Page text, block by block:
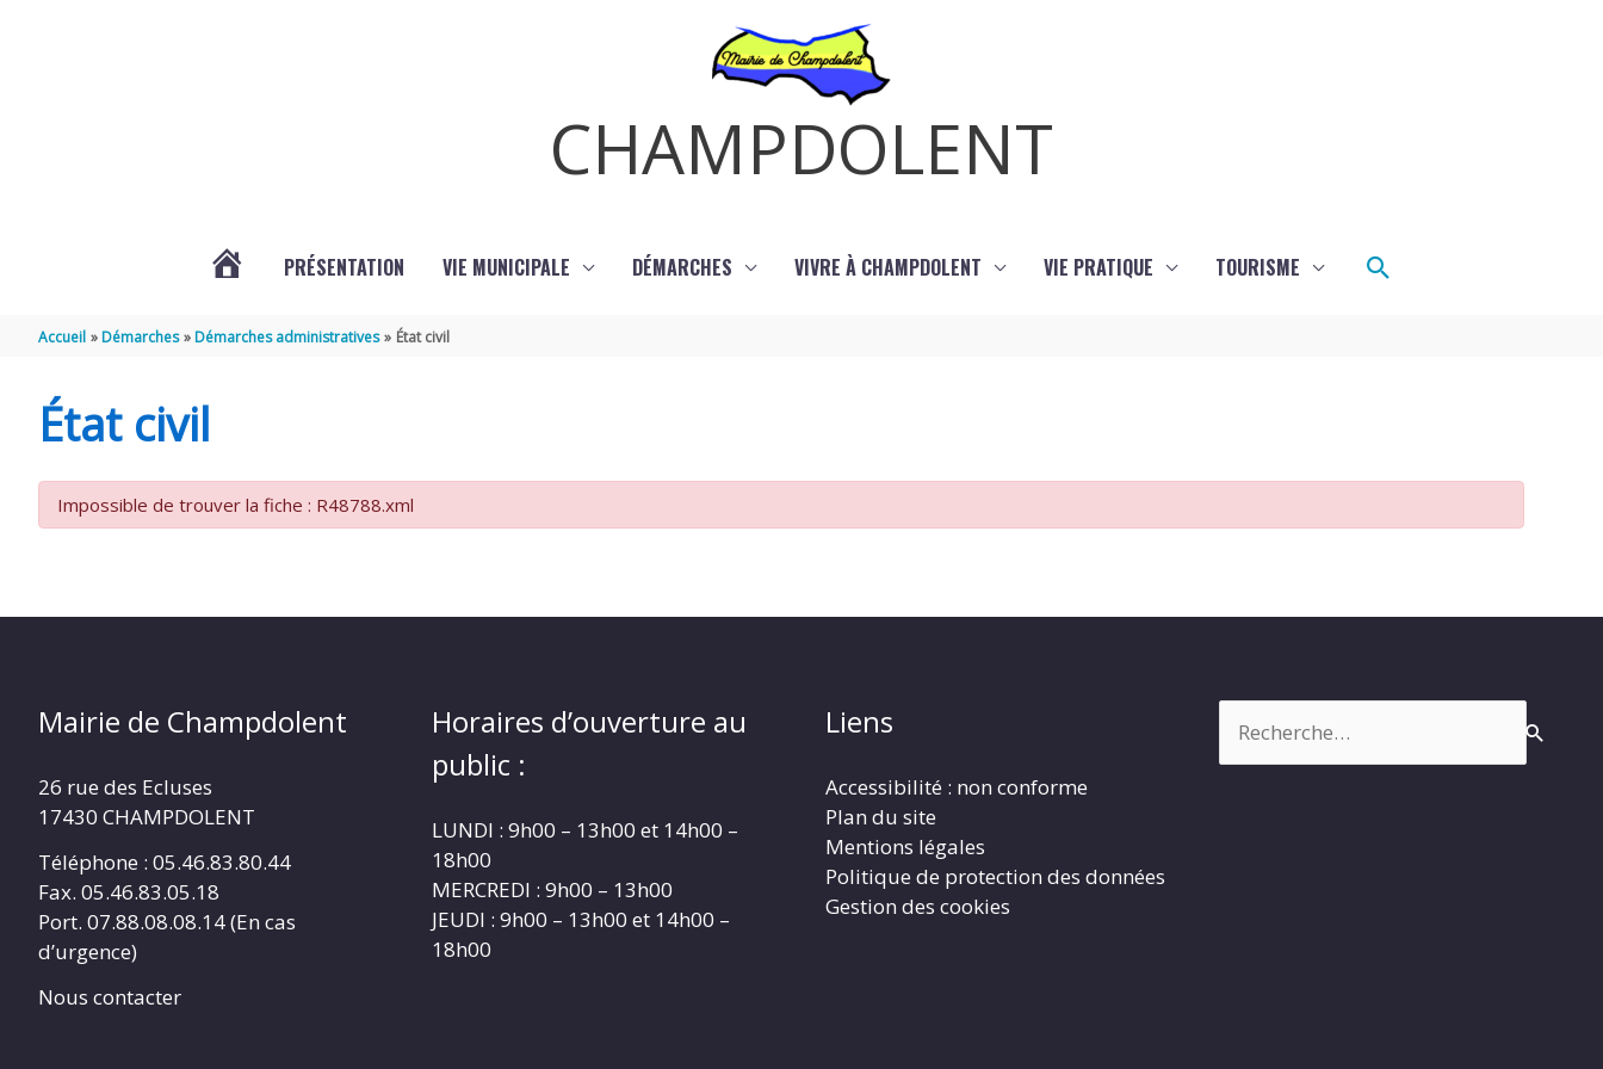
CHAMPDOLENT
PRÉSENTATION VIE MUNICIPALE DÉMARCHES VIVRE À CHAMPDOLENT VIE PRATIQUE TOURISME Rechercher
Accueil Démarches Démarches administratives État civil
État civil
Impossible de trouver la fiche : R48788.xml
Mairie de Champdolent
26 rue des Ecluses
17430 CHAMPDOLENT
Téléphone : 05.46.83.80.44
Fax. 05.46.83.05.18
Port. 07.88.08.08.14 (En cas
d’urgence)
Nous contacter
Horaires d’ouverture au
public :
LUNDI : 9h00 – 13h00 et 14h00 –
18h00
MERCREDI : 9h00 – 13h00
JEUDI : 9h00 – 13h00 et 14h00 –
18h00
Liens
Accessibilité : non conforme
Plan du site
Mentions légales
Politique de protection des données
Gestion des cookies